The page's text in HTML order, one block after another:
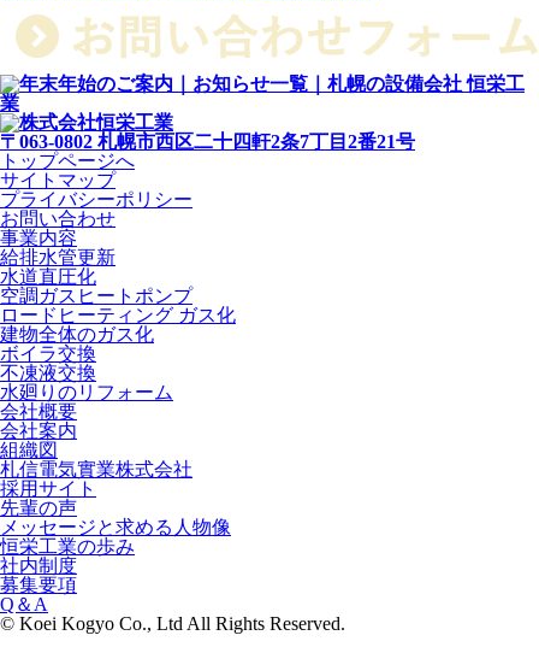
〒063-0802 札幌市西区二十四軒2条7丁目2番21号
トップページへ
サイトマップ
プライバシーポリシー
お問い合わせ
事業内容
給排水管更新
水道直圧化
空調ガスヒートポンプ
ロードヒーティング ガス化
建物全体のガス化
ボイラ交換
不凍液交換
水廻りのリフォーム
会社概要
会社案内
組織図
札信電気實業株式会社
採用サイト
先輩の声
メッセージと求める人物像
恒栄工業の歩み
社内制度
募集要項
Q＆A
© Koei Kogyo Co., Ltd All Rights Reserved.